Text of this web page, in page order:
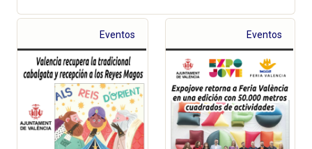
Eventos Eventos